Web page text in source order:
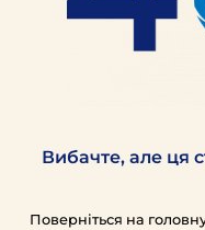
Вибачте, але ця
Поверніться на